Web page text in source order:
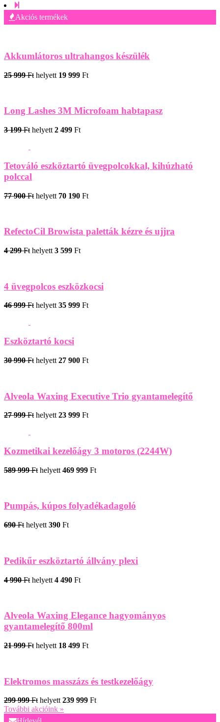
Akciós termékek
Akkumlátoros ultrahangos készülék
25 999 Ft helyett 19 999 Ft
Long Lashes 3M Microfoam habtapasz
3 199 Ft helyett 2 499 Ft
Tetováló eszköztartó üvegpolcokkal, kihúzható
polccal
77 900 Ft helyett 70 190 Ft
RefectoCil Browista paletták kézre és ujjra
4 299 Ft helyett 3 599 Ft
4 üvegpolcos eszközkocsi
46 999 Fthelyett35 999 Ft
Eszköztartó kocsi
30 990 Ft helyett 27 900 Ft
Alveola Waxing Executive Trio gyantamelegítő
27 999 Ft helyett 23 999 Ft
Kozmetikai kezelőágy 3 motoros (2244W)
589 999 Ft helyett 469 999 Ft
Pumpás, kúpos folyadékadagoló
690 Ft helyett 390 Ft
Pedikűr eszköztartó állvány plexi
4 990 Ft helyett 4 490 Ft
Alveola Waxing Elegance hagyományos
gyantamelegítő 800ml
21 999 Ft helyett 18 499 Ft
Elektromos masszázs és testkezelőágy
299 999 Fthelyett239 999 Ft
További akcióink »